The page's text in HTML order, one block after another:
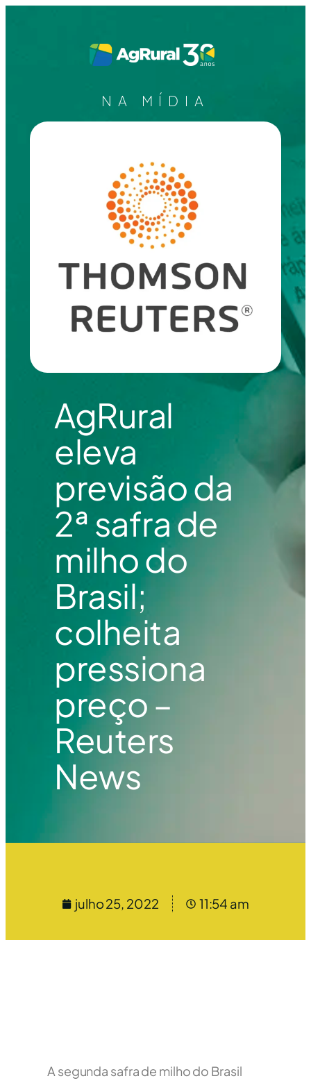
NA MÍDIA
AgRural
eleva
previsão da
2ª safra de
milho do
Brasil;
colheita
pressiona
preço –
Reuters
News
julho 25, 2022 11:54 am
A segunda safra de milho do Brasil